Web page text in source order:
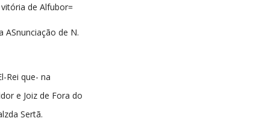
de Alfubor=
ASnunciação de N.
Rei que- na
e Joiz de Fora do
Sertã.